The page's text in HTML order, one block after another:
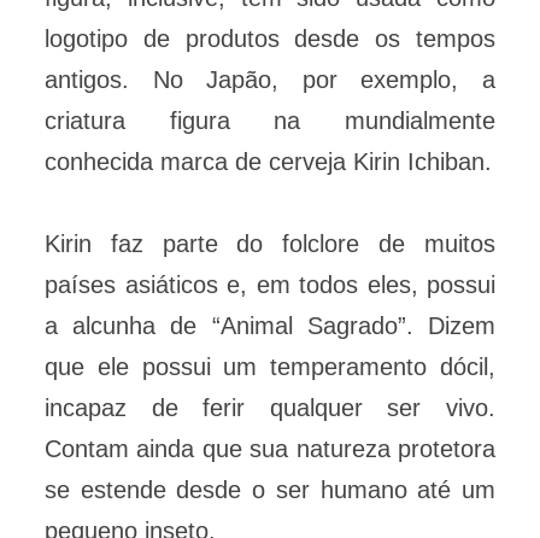
logotipo de produtos desde os tempos
antigos. No Japão, por exemplo, a
criatura figura na mundialmente
conhecida marca de cerveja Kirin Ichiban.
Kirin faz parte do folclore de muitos
países asiáticos e, em todos eles, possui
a alcunha de “Animal Sagrado”. Dizem
que ele possui um temperamento dócil,
incapaz de ferir qualquer ser vivo.
Contam ainda que sua natureza protetora
se estende desde o ser humano até um
pequeno inseto.